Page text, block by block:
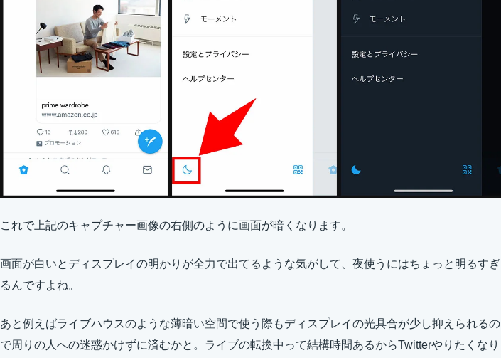
これで上記のキャプチャー画像の右側のように画面が暗くなります。
画面が白いとディスプレイの明かりが全力で出てるような気がして、夜使うにはちょっと明るすぎ
るんですよね。
あと例えばライブハウスのような薄暗い空間で使う際もディスプレイの光具合が少し抑えられるの
で周りの人への迷惑かけずに済むかと。ライブの転換中って結構時間あるからTwitterやりたくなり